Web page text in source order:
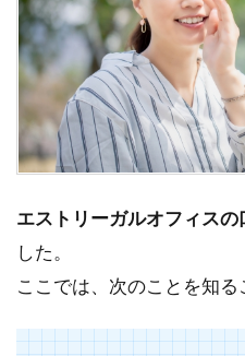
エストリーガルオフィスの
した。
ここでは、次のことを知る